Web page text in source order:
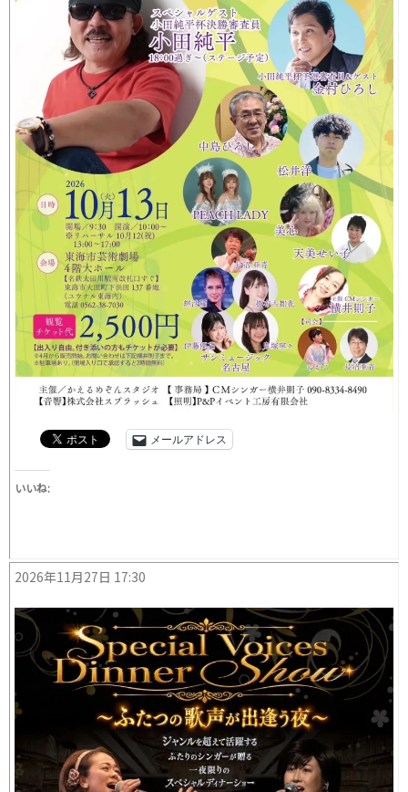
メールアドレス
いいね:
2026年11月27日 17:30